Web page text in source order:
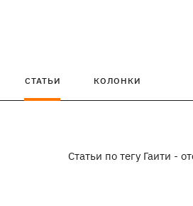
СТАТЬИ КОЛОНКИ
Статьи по тегу Гаити -